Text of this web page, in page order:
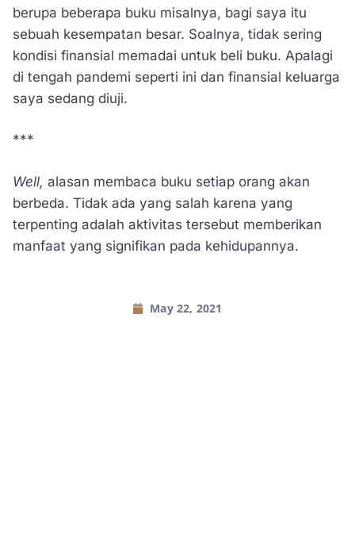
berupa beberapa buku misalnya, bagi saya itu
sebuah kesempatan besar. Soalnya, tidak sering
kondisi finansial memadai untuk beli buku. Apalagi
di tengah pandemi seperti ini dan finansial keluarga
saya sedang diuji.
***
Well, alasan membaca buku setiap orang akan
berbeda. Tidak ada yang salah karena yang
terpenting adalah aktivitas tersebut memberikan
manfaat yang signifikan pada kehidupannya.
May 22, 2021